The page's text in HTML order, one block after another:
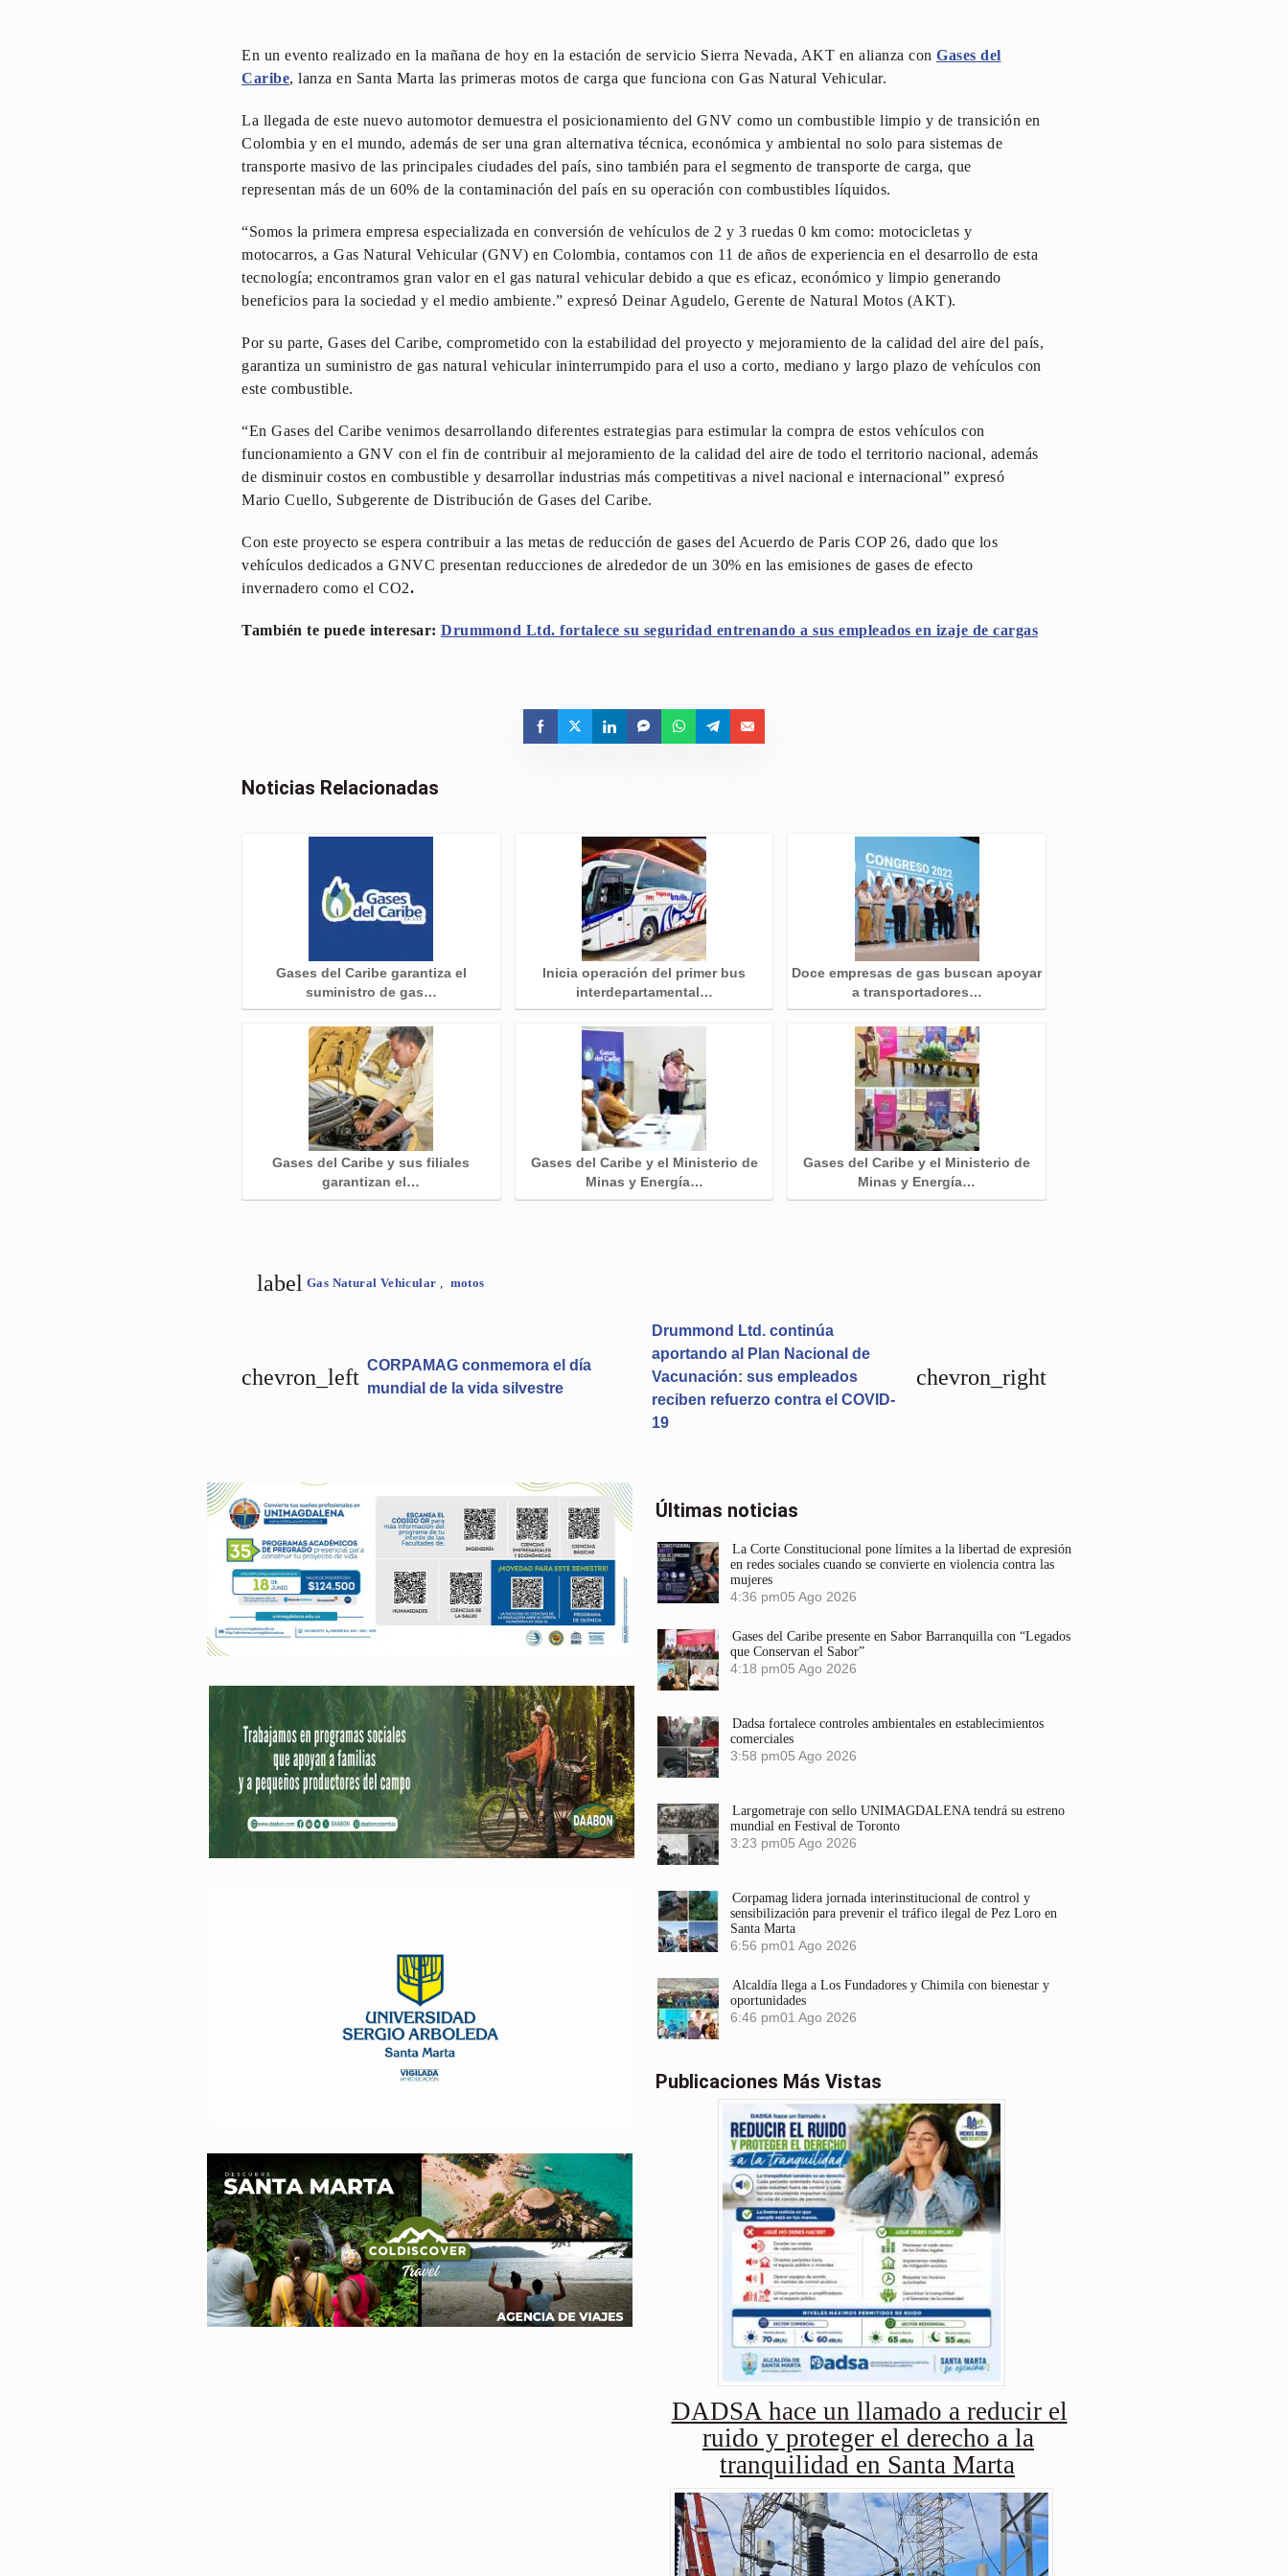
En un evento realizado en la mañana de hoy en la estación de servicio Sierra Nevada, AKT en alianza con Gases del
Caribe, lanza en Santa Marta las primeras motos de carga que funciona con Gas Natural Vehicular.
La llegada de este nuevo automotor demuestra el posicionamiento del GNV como un combustible limpio y de transición en
Colombia y en el mundo, además de ser una gran alternativa técnica, económica y ambiental no solo para sistemas de
transporte masivo de las principales ciudades del país, sino también para el segmento de transporte de carga, que
representan más de un 60% de la contaminación del país en su operación con combustibles líquidos.
“Somos la primera empresa especializada en conversión de vehículos de 2 y 3 ruedas 0 km como: motocicletas y
motocarros, a Gas Natural Vehicular (GNV) en Colombia, contamos con 11 de años de experiencia en el desarrollo de esta
tecnología; encontramos gran valor en el gas natural vehicular debido a que es eficaz, económico y limpio generando
beneficios para la sociedad y el medio ambiente.” expresó Deinar Agudelo, Gerente de Natural Motos (AKT).
Por su parte, Gases del Caribe, comprometido con la estabilidad del proyecto y mejoramiento de la calidad del aire del país,
garantiza un suministro de gas natural vehicular ininterrumpido para el uso a corto, mediano y largo plazo de vehículos con
este combustible.
“En Gases del Caribe venimos desarrollando diferentes estrategias para estimular la compra de estos vehículos con
funcionamiento a GNV con el fin de contribuir al mejoramiento de la calidad del aire de todo el territorio nacional, además
de disminuir costos en combustible y desarrollar industrias más competitivas a nivel nacional e internacional” expresó
Mario Cuello, Subgerente de Distribución de Gases del Caribe.
Con este proyecto se espera contribuir a las metas de reducción de gases del Acuerdo de Paris COP 26, dado que los
vehículos dedicados a GNVC presentan reducciones de alrededor de un 30% en las emisiones de gases de efecto
invernadero como el CO2.
También te puede interesar: Drummond Ltd. fortalece su seguridad entrenando a sus empleados en izaje de cargas
Noticias Relacionadas
Gases del Caribe garantiza el
suministro de gas…
Gases del Caribe y sus filiales
garantizan el…
Inicia operación del primer bus
interdepartamental…
Gases del Caribe y el Ministerio de
Minas y Energía…
Doce empresas de gas buscan apoyar
a transportadores…
Gases del Caribe y el Ministerio de
Minas y Energía…
label Gas Natural Vehicular , motos
chevron_left CORPAMAG conmemora el día
mundial de la vida silvestre
Drummond Ltd. continúa
aportando al Plan Nacional de
Vacunación: sus empleados
reciben refuerzo contra el COVID-
19
chevron_right
Últimas noticias
La Corte Constitucional pone límites a la libertad de expresión
en redes sociales cuando se convierte en violencia contra las
mujeres
4:36 pm05 Ago 2026
Gases del Caribe presente en Sabor Barranquilla con “Legados
que Conservan el Sabor”
4:18 pm05 Ago 2026
Dadsa fortalece controles ambientales en establecimientos
comerciales
3:58 pm05 Ago 2026
Largometraje con sello UNIMAGDALENA tendrá su estreno
mundial en Festival de Toronto
3:23 pm05 Ago 2026
Corpamag lidera jornada interinstitucional de control y
sensibilización para prevenir el tráfico ilegal de Pez Loro en
Santa Marta
6:56 pm01 Ago 2026
Alcaldía llega a Los Fundadores y Chimila con bienestar y
oportunidades
6:46 pm01 Ago 2026
Publicaciones Más Vistas
DADSA hace un llamado a reducir el
ruido y proteger el derecho a la
tranquilidad en Santa Marta